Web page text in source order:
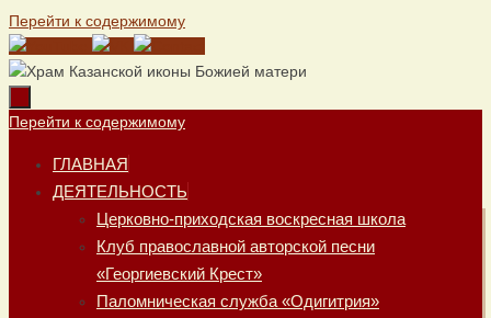
Перейти к содержимому
Перейти к содержимому
ГЛАВНАЯ
ДЕЯТЕЛЬНОСТЬ
Церковно-приходская воскресная школа
Клуб православной авторской песни
«Георгиевский Крест»
Паломническая служба «Одигитрия»